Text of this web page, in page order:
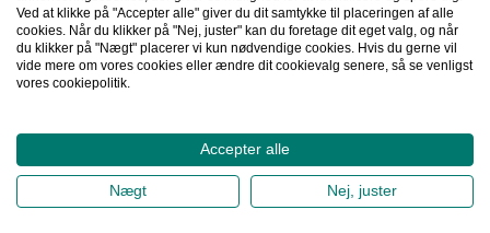
Naviger hurtigt
2026©Thuiswinkel.org
Fortrolighedserklæring Cookieerklæring
Ved at klikke på "Accepter alle" giver du dit samtykke til placeringen af ​​alle
cookies. Når du klikker på "Nej, juster" kan du foretage dit eget valg, og når
du klikker på "Nægt" placerer vi kun nødvendige cookies. Hvis du gerne vil
vide mere om vores cookies eller ændre dit cookievalg senere, så se venligst
vores cookiepolitik.
Accepter alle
Nægt Nej, juster